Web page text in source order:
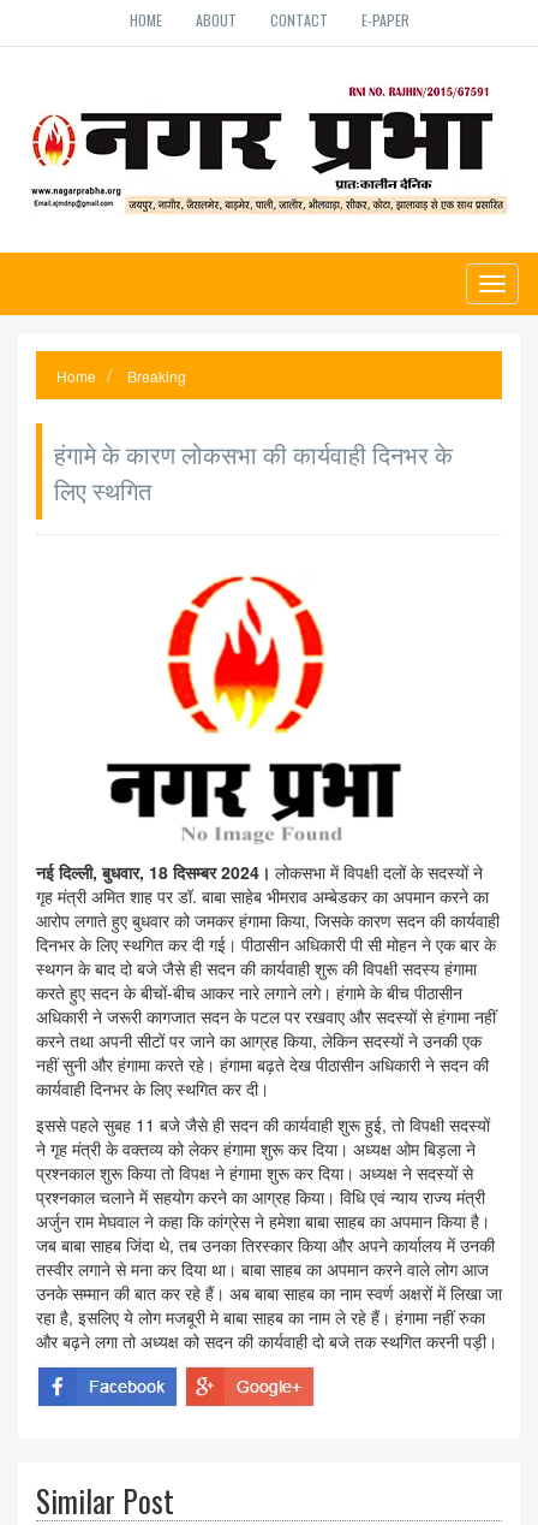
HOME ABOUT CONTACT E-PAPER
Home Breaking
हंगामे के कारण लोकसभा की कार्यवाही दिनभर के
लिए स्थगित
नई दिल्ली, बुधवार, 18 दिसम्बर 2024। लोकसभा में विपक्षी दलों के सदस्यों ने
गृह मंत्री अमित शाह पर डॉ. बाबा साहेब भीमराव अम्बेडकर का अपमान करने का
आरोप लगाते हुए बुधवार को जमकर हंगामा किया, जिसके कारण सदन की कार्यवाही
दिनभर के लिए स्थगित कर दी गई। पीठासीन अधिकारी पी सी मोहन ने एक बार के
स्थगन के बाद दो बजे जैसे ही सदन की कार्यवाही शुरू की विपक्षी सदस्य हंगामा
करते हुए सदन के बीचों-बीच आकर नारे लगाने लगे। हंगामे के बीच पीठासीन
अधिकारी ने जरूरी कागजात सदन के पटल पर रखवाए और सदस्यों से हंगामा नहीं
करने तथा अपनी सीटों पर जाने का आग्रह किया, लेकिन सदस्यों ने उनकी एक
नहीं सुनी और हंगामा करते रहे। हंगामा बढ़ते देख पीठासीन अधिकारी ने सदन की
कार्यवाही दिनभर के लिए स्थगित कर दी।
इससे पहले सुबह 11 बजे जैसे ही सदन की कार्यवाही शुरू हुई, तो विपक्षी सदस्यों
ने गृह मंत्री के वक्तव्य को लेकर हंगामा शुरू कर दिया। अध्यक्ष ओम बिड़ला ने
प्रश्नकाल शुरू किया तो विपक्ष ने हंगामा शुरू कर दिया। अध्यक्ष ने सदस्यों से
प्रश्नकाल चलाने में सहयोग करने का आग्रह किया। विधि एवं न्याय राज्य मंत्री
अर्जुन राम मेघवाल ने कहा कि कांग्रेस ने हमेशा बाबा साहब का अपमान किया है।
जब बाबा साहब जिंदा थे, तब उनका तिरस्कार किया और अपने कार्यालय में उनकी
तस्वीर लगाने से मना कर दिया था। बाबा साहब का अपमान करने वाले लोग आज
उनके सम्मान की बात कर रहे हैं। अब बाबा साहब का नाम स्वर्ण अक्षरों में लिखा जा
रहा है, इसलिए ये लोग मजबूरी मे बाबा साहब का नाम ले रहे हैं। हंगामा नहीं रुका
और बढ़ने लगा तो अध्यक्ष को सदन की कार्यवाही दो बजे तक स्थगित करनी पड़ी।
Similar Post